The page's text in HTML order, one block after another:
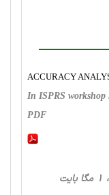
ACCURACY
In ISPRS
PDF
، سخت ‌افزار، 20 صفحه فارسی تایپ شده ، 1 مگا بایت